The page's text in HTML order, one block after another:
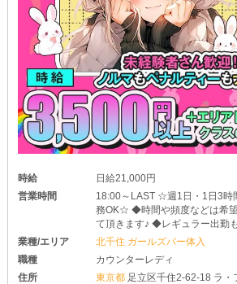
時給
日給21,000円
営業時間
18:00～LAST ☆週1日・1日3時
務OK☆ ◆時間や頻度などは希
て頂きます♪ ◆レギュラー出勤
業種/エリア
北千住 ガールズバー体入
職種
カウンターレディ
住所
東京都 足立区千住2-62-18 ラ・